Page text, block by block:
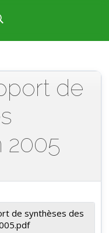
de
2005
de synthèses des